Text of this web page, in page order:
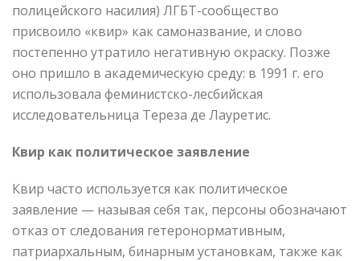
полицейского насилия) ЛГБТ-сообщество
присвоило «квир» как самоназвание, и слово
постепенно утратило негативную окраску. Позже
оно пришло в академическую среду: в 1991 г. его
использовала феминистско-лесбийская
исследовательница Тереза де Лауретис.
Квир как политическое заявление
Квир часто используется как политическое
заявление — называя себя так, персоны обозначают
отказ от следования гетеронормативным,
патриархальным, бинарным установкам, также как